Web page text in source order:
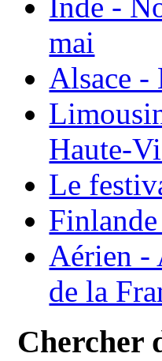
mai
Alsace -
Haute-
Le
Aérien -
de la
Chercher